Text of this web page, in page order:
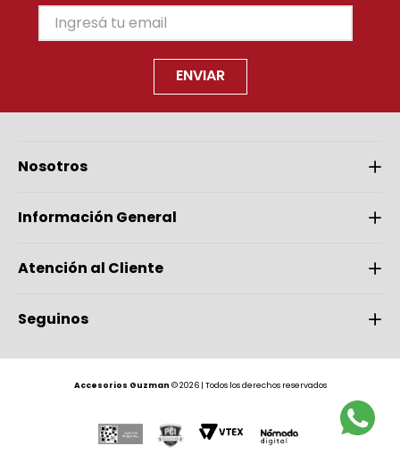
ENVIAR
Nosotros
Información General
Atención al Cliente
Seguinos
Accesorios Guzman © 2026 | Todos los derechos reservados